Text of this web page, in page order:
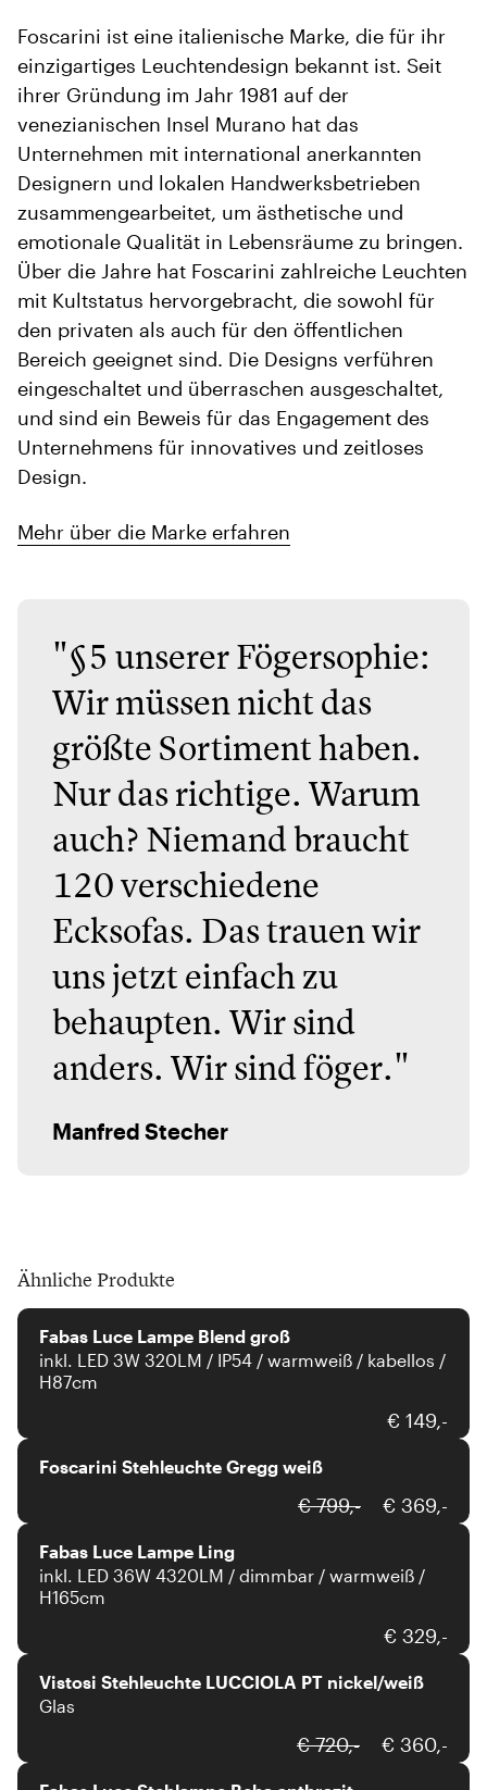
Foscarini ist eine italienische Marke, die für ihr
einzigartiges Leuchtendesign bekannt ist. Seit
ihrer Gründung im Jahr 1981 auf der
venezianischen Insel Murano hat das
Unternehmen mit international anerkannten
Designern und lokalen Handwerksbetrieben
zusammengearbeitet, um ästhetische und
emotionale Qualität in Lebensräume zu bringen.
Über die Jahre hat Foscarini zahlreiche Leuchten
mit Kultstatus hervorgebracht, die sowohl für
den privaten als auch für den öffentlichen
Bereich geeignet sind. Die Designs verführen
eingeschaltet und überraschen ausgeschaltet,
und sind ein Beweis für das Engagement des
Unternehmens für innovatives und zeitloses
Design.
Mehr über die Marke erfahren
"§5 unserer Fögersophie:
Wir müssen nicht das
größte Sortiment haben.
Nur das richtige. Warum
auch? Niemand braucht
120 verschiedene
Ecksofas. Das trauen wir
uns jetzt einfach zu
behaupten. Wir sind
anders. Wir sind föger."
Manfred Stecher
Ähnliche Produkte
Fabas Luce Lampe Blend groß
inkl. LED 3W 320LM / IP54 / warmweiß / kabellos /
H87cm
€ 149,-
Foscarini
Foscarini Stehleuchte Gregg weiß
€ 799,- € 369,-
Fabas Luce
Fabas Luce Lampe Ling
inkl. LED 36W 4320LM / dimmbar / warmweiß /
H165cm
€ 329,-
Vistosi
Vistosi Stehleuchte LUCCIOLA PT nickel/weiß
Glas
€ 720,- € 360,-
Fabas Luce